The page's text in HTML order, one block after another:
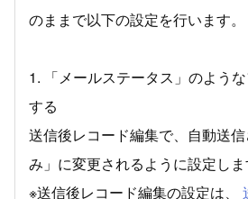
のままで以下の設定を行います。
1. 「メールステータス」のよう
する
送信後レコード編集で、自動送
み」に変更されるように設定しま
※送信後レコード編集の設定は、